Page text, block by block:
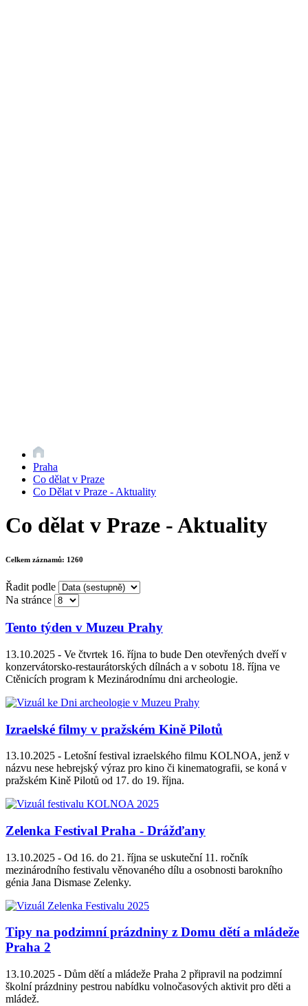
Praha
Co dělat v Praze
Co Dělat v Praze - Aktuality
Co dělat v Praze - Aktuality
Celkem záznamů: 1260
Řadit podle
Na stránce
Tento týden v Muzeu Prahy
13.10.2025 - Ve čtvrtek 16. října to bude Den otevřených dveří v
konzervátorsko-restaurátorských dílnách a v sobotu 18. října ve
Ctěnicích program k Mezinárodnímu dni archeologie.
Izraelské filmy v pražském Kině Pilotů
13.10.2025 - Letošní festival izraelského filmu KOLNOA, jenž v
názvu nese hebrejský výraz pro kino či kinematografii, se koná v
pražském Kině Pilotů od 17. do 19. října.
Zelenka Festival Praha - Drážďany
13.10.2025 - Od 16. do 21. října se uskuteční 11. ročník
mezinárodního festivalu věnovaného dílu a osobnosti barokního
génia Jana Dismase Zelenky.
Tipy na podzimní prázdniny z Domu dětí a mládeže
Praha 2
13.10.2025 - Dům dětí a mládeže Praha 2 připravil na podzimní
školní prázdniny pestrou nabídku volnočasových aktivit pro děti a
mládež.